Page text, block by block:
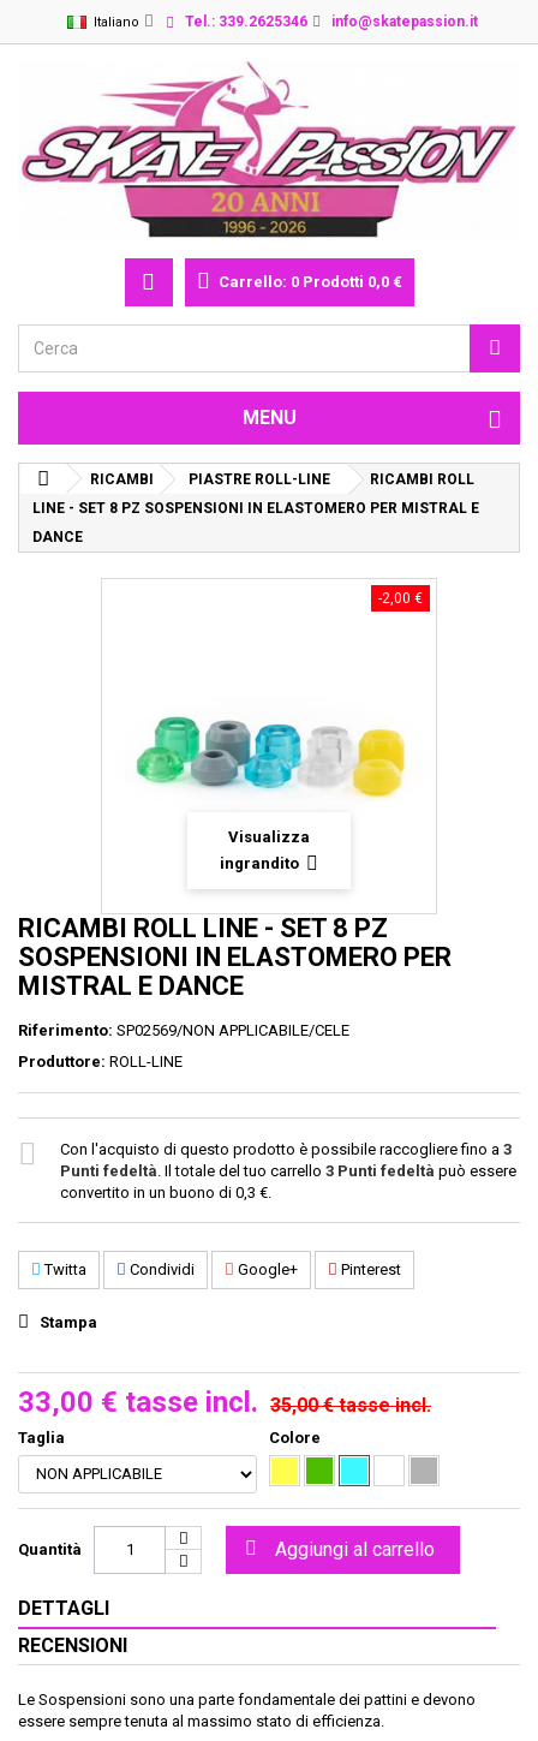
Italiano Tel.: 339.2625346 info@skatepassion.it
Carrello: 0 Prodotti 0,0 €
MENU
RICAMBI PIASTRE ROLL-LINE
RICAMBI ROLL
LINE - SET 8 PZ SOSPENSIONI IN ELASTOMERO PER MISTRAL E
DANCE
-2,00 €
Visualizza
ingrandito
RICAMBI ROLL LINE - SET 8 PZ
SOSPENSIONI IN ELASTOMERO PER
MISTRAL E DANCE
Riferimento: SP02569/NON APPLICABILE/CELE
Produttore: ROLL-LINE
Con l'acquisto di questo prodotto è possibile raccogliere fino a 3
Punti fedeltà . Il totale del tuo carrello 3 Punti fedeltà può essere
convertito in un buono di 0,3 €
Twitta Condividi Google+ Pinterest
Stampa
33,00 € tasse incl. 35,00 €tasse incl.
Taglia Colore
Quantità Aggiungi al carrello
DETTAGLI
RECENSIONI
Le Sospensioni sono una parte fondamentale dei pattini e devono
essere sempre tenuta al massimo stato di efficienza.